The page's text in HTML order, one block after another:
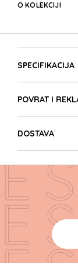
O KOLEKCIJI
SPECIFIKACIJA
POVRAT I
DOSTAVA